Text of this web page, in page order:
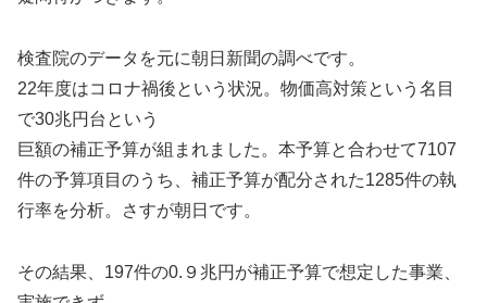
検査院のデータを元に朝日新聞の調べです。
22年度はコロナ禍後という状況。物価高対策という名目
で30兆円台という
巨額の補正予算が組まれました。本予算と合わせて7107
件の予算項目のうち、補正予算が配分された1285件の執
行率を分析。さすが朝日です。
その結果、197件の0.９兆円が補正予算で想定した事業、